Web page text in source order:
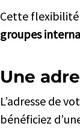
Cette
groupes
Une
L’adresse de
bénéficiez